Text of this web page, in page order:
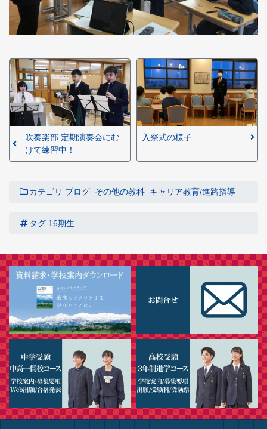
吹奏楽部 定期演奏会にむ
けて練習中！
入寮式の様子
カテゴリ ブログ その他の教科 キャリア教育/進路指導
タグ 16期生